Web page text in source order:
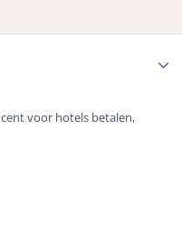
voor hotels betalen,